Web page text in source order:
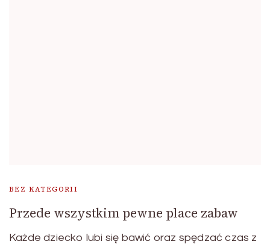
BEZ KATEGORII
Przede wszystkim pewne place zabaw
Każde dziecko lubi się bawić oraz spędzać czas z